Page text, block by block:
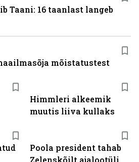
Himmleri alkeemik
muutis liiva kullaks
Poola president tahab
Zelenskõilt ajalootüli
Taani: 16 taanlast langeb
mõistatustest